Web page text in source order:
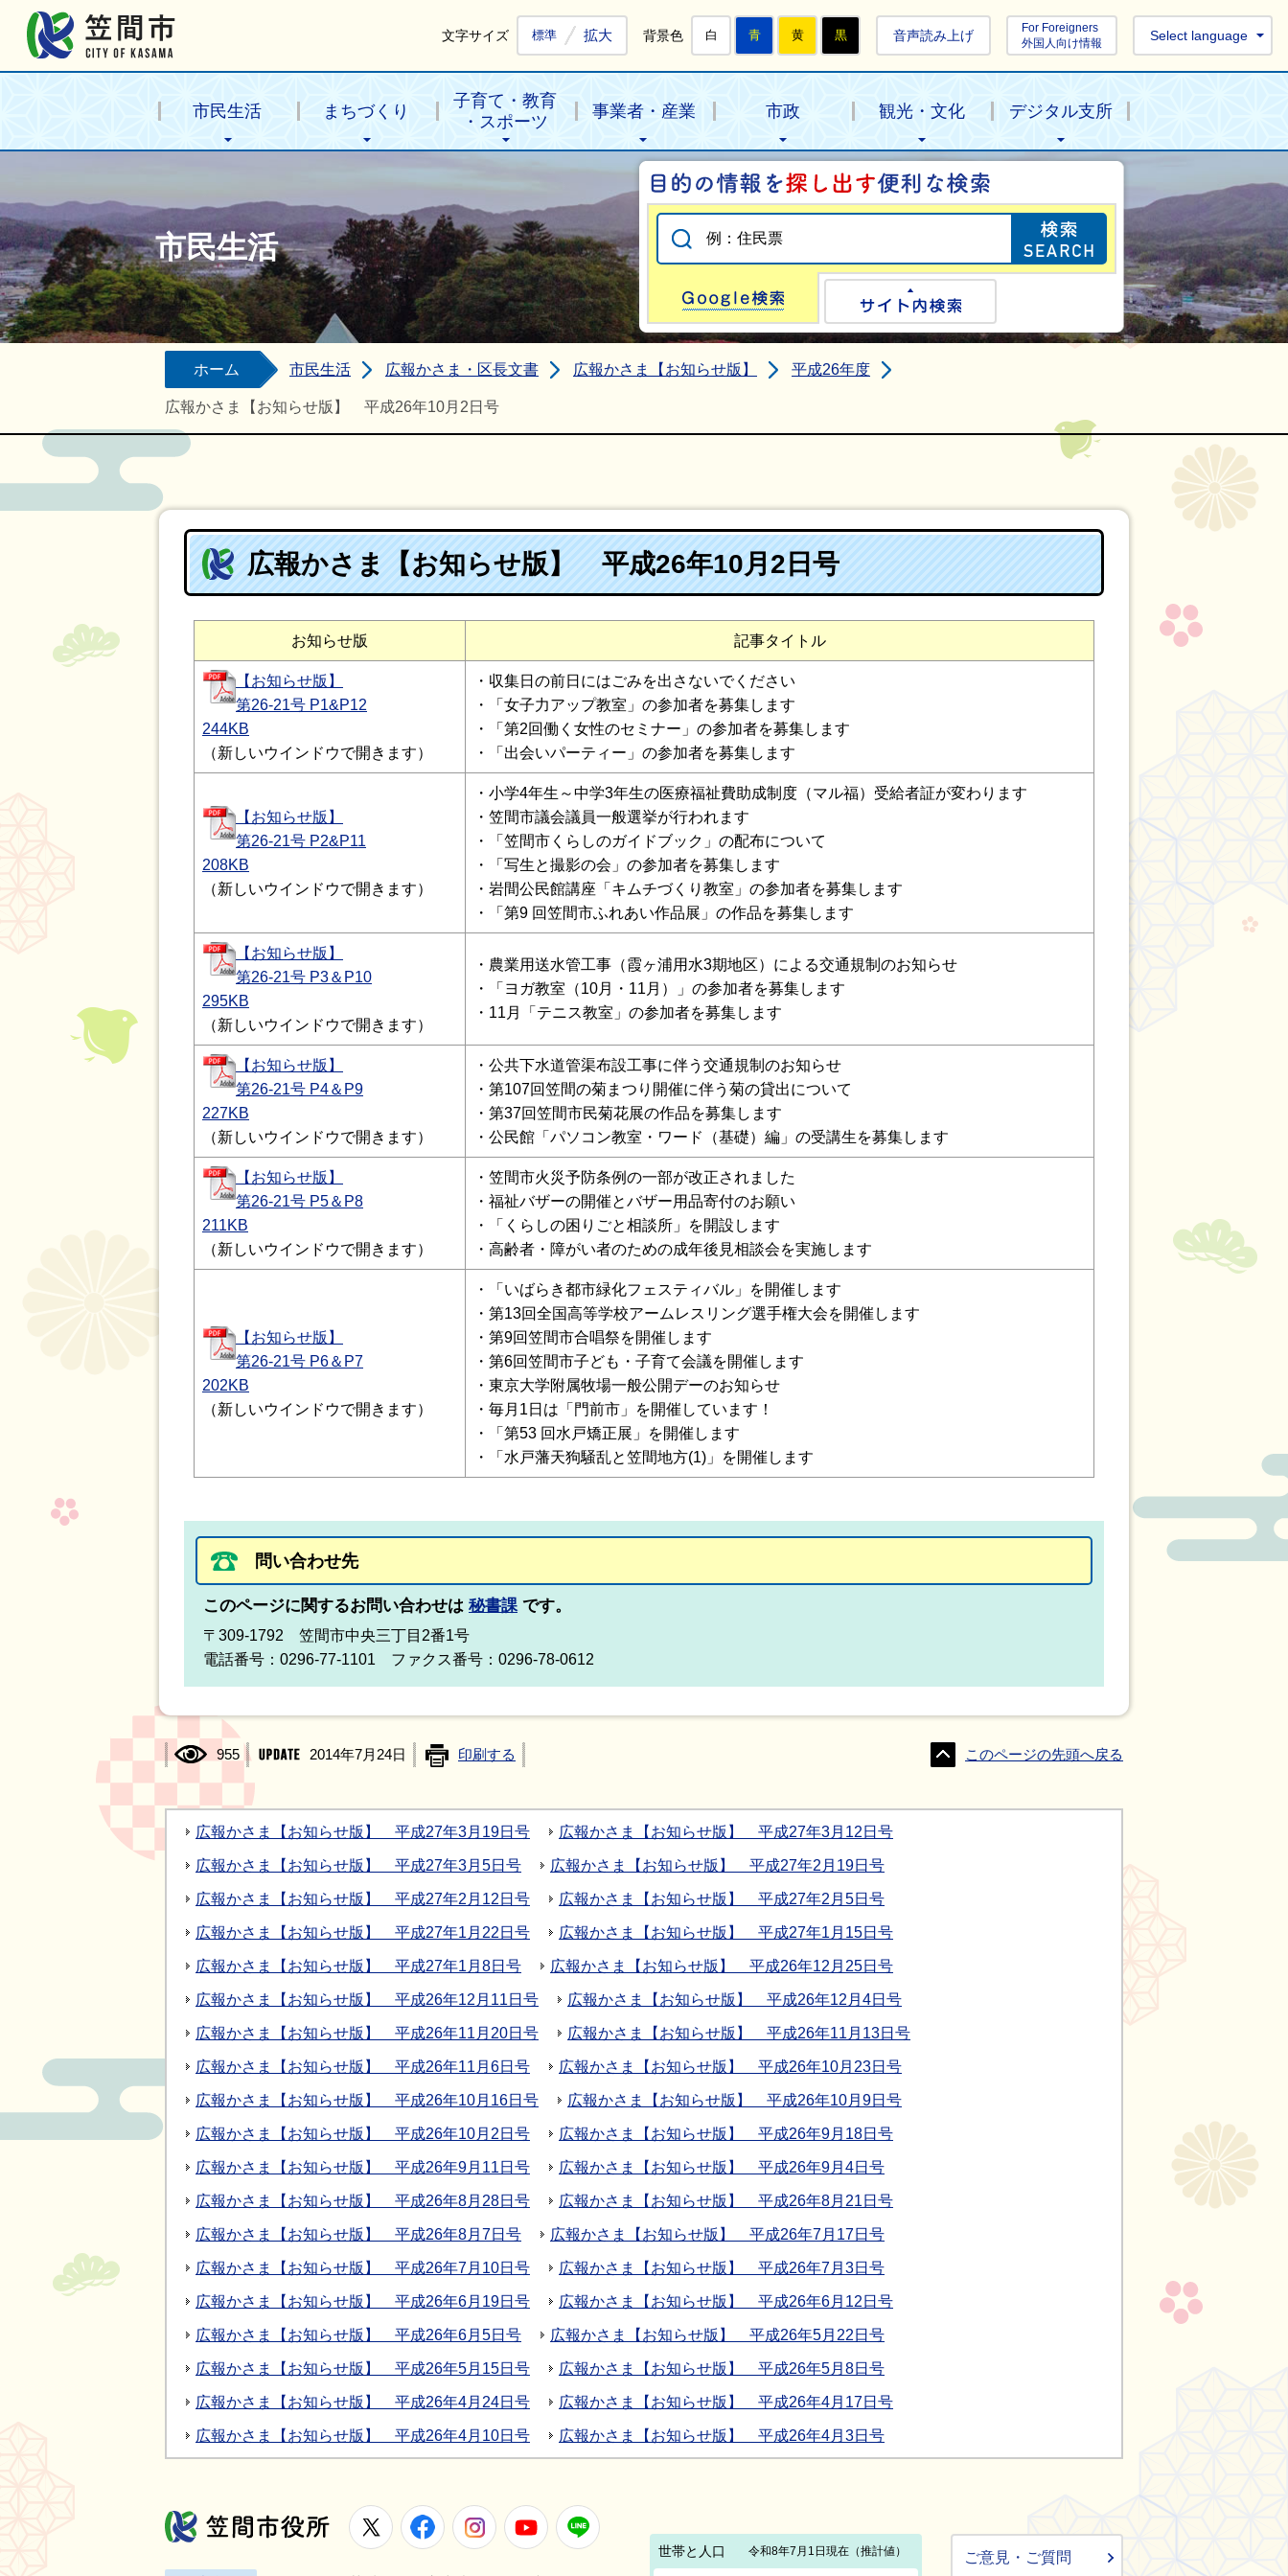
文字サイズ 標準 拡大 背景色 白 青 黄 黒 音声読み上げ
For Foreigners
外国人向け情報
Select language
市民生活 まちづくり
子育て・教育
・スポーツ
事業者・産業 市政 観光・文化 デジタル支所
市民生活
目的の情報を探
Google検索
ホーム 市民生活 広報かさま・区長文書 広報かさま【お知らせ版】 平成26年度
広報かさま【お知らせ版】 平成26年10月2日号
広報かさま【お知らせ版】 平成26年10月2日号
お知らせ版 記事タイトル
【お知らせ版】
第26-21号 P1&P12
244KB
（新しいウインドウで開きます）
・収集日の前日にはごみを出さないでください
・「女子力アップ教室」の参加者を募集します
・「第2回働く女性のセミナー」の参加者を募集します
・「出会いパーティー」の参加者を募集します
【お知らせ版】
第26-21号 P2&P11
208KB
（新しいウインドウで開きます）
・小学4年生～中学3年生の医療福祉費助成制度（マル福）受給者証が変わります
・笠間市議会議員一般選挙が行われます
・「笠間市くらしのガイドブック」の配布について
・「写生と撮影の会」の参加者を募集します
・岩間公民館講座「キムチづくり教室」の参加者を募集します
・「第9 回笠間市ふれあい作品展」の作品を募集します
【お知らせ版】
第26-21号 P3＆P10
295KB
（新しいウインドウで開きます）
・農業用送水管工事（霞ヶ浦用水3期地区）による交通規制のお知らせ
・「ヨガ教室（10月・11月）」の参加者を募集します
・11月「テニス教室」の参加者を募集します
【お知らせ版】
第26-21号 P4＆P9
227KB
（新しいウインドウで開きます）
・公共下水道管渠布設工事に伴う交通規制のお知らせ
・第107回笠間の菊まつり開催に伴う菊の貸出について
・第37回笠間市民菊花展の作品を募集します
・公民館「パソコン教室・ワード（基礎）編」の受講生を募集します
【お知らせ版】
第26-21号 P5＆P8
211KB
（新しいウインドウで開きます）
・笠間市火災予防条例の一部が改正されました
・福祉バザーの開催とバザー用品寄付のお願い
・「くらしの困りごと相談所」を開設します
・高齢者・障がい者のための成年後見相談会を実施します
【お知らせ版】
第26-21号 P6＆P7
202KB
（新しいウインドウで開きます）
・「いばらき都市緑化フェスティバル」を開催します
・第13回全国高等学校アームレスリング選手権大会を開催します
・第9回笠間市合唱祭を開催します
・第6回笠間市子ども・子育て会議を開催します
・東京大学附属牧場一般公開デーのお知らせ
・毎月1日は「門前市」を開催しています！
・「第53 回水戸矯正展」を開催します
・「水戸藩天狗騒乱と笠間地方(1)」を開催します
問い合わせ先
このページに関するお問い合わせは 秘書課 です。
〒309-1792 笠間市中央三丁目2番1号
電話番号：0296-77-1101 ファクス番号：0296-78-0612
955 2014年7月24日 印刷する このページの先頭へ戻る
広報かさま【お知らせ版】 平成27年3月19日号 広報かさま【お知らせ版】 平成27年3月12日号
広報かさま【お知らせ版】 平成27年3月5日号 広報かさま【お知らせ版】 平成27年2月19日号
広報かさま【お知らせ版】 平成27年2月12日号 広報かさま【お知らせ版】 平成27年2月5日号
広報かさま【お知らせ版】 平成27年1月22日号 広報かさま【お知らせ版】 平成27年1月15日号
広報かさま【お知らせ版】 平成27年1月8日号 広報かさま【お知らせ版】 平成26年12月25日号
広報かさま【お知らせ版】 平成26年12月11日号 広報かさま【お知らせ版】 平成26年12月4日号
広報かさま【お知らせ版】 平成26年11月20日号 広報かさま【お知らせ版】 平成26年11月13日号
広報かさま【お知らせ版】 平成26年11月6日号 広報かさま【お知らせ版】 平成26年10月23日号
広報かさま【お知らせ版】 平成26年10月16日号 広報かさま【お知らせ版】 平成26年10月9日号
広報かさま【お知らせ版】 平成26年10月2日号 広報かさま【お知らせ版】 平成26年9月18日号
広報かさま【お知らせ版】 平成26年9月11日号 広報かさま【お知らせ版】 平成26年9月4日号
広報かさま【お知らせ版】 平成26年8月28日号 広報かさま【お知らせ版】 平成26年8月21日号
広報かさま【お知らせ版】 平成26年8月7日号 広報かさま【お知らせ版】 平成26年7月17日号
広報かさま【お知らせ版】 平成26年7月10日号 広報かさま【お知らせ版】 平成26年7月3日号
広報かさま【お知らせ版】 平成26年6月19日号 広報かさま【お知らせ版】 平成26年6月12日号
広報かさま【お知らせ版】 平成26年6月5日号 広報かさま【お知らせ版】 平成26年5月22日号
広報かさま【お知らせ版】 平成26年5月15日号 広報かさま【お知らせ版】 平成26年5月8日号
広報かさま【お知らせ版】 平成26年4月24日号 広報かさま【お知らせ版】 平成26年4月17日号
広報かさま【お知らせ版】 平成26年4月10日号 広報かさま【お知らせ版】 平成26年4月3日号
笠間市役所
X FacebookInstagramYoutube
ご意見・ご質問